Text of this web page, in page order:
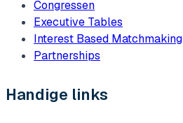
Congressen
Executive Tables
Interest Based Matchmaking
Partnerships
Handige links